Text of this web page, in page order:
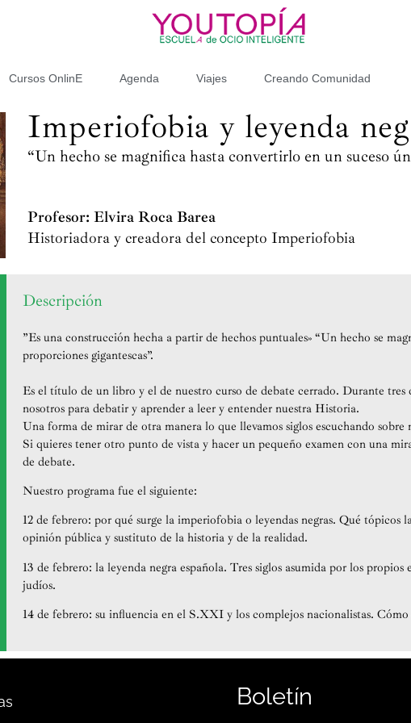
Cursos OnlinE Agenda Viajes Creando Comunidad
Imperiofobia y leyenda
“Un hecho se magnifica hasta convertirlo en un suceso
Profesor: Elvira Roca Barea
Historiadora y creadora del concepto Imperiofobia
Descripción
”Es una construcción hecha a partir de hechos puntuales» “Un hecho se
proporciones gigantescas”.
Es el título de un libro y el de nuestro curso de debate cerrado. Durante tres
nosotros para debatir y aprender a leer y entender nuestra Historia.
Una forma de mirar de otra manera lo que llevamos siglos escuchando sobre
Si quieres tener otro punto de vista y hacer un pequeño examen con una
de debate.
Nuestro programa fue el siguiente:
12 de febrero: por qué surge la imperiofobia o leyendas negras. Qué tópicos
opinión pública y sustituto de la historia y de la realidad.
13 de febrero: la leyenda negra española. Tres siglos asumida por los
judíos.
14 de febrero: su influencia en el S.XXI y los complejos nacionalistas. Cómo
Boletín